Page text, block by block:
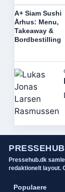
A+ Siam Sushi
Århus: Menu,
Takeaway &
Bordbestilling
Pressehub.dk
redaktionelt layout.
Populaere